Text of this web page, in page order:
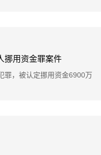
挪用资金罪案件
罪，被认定挪用资金6900万